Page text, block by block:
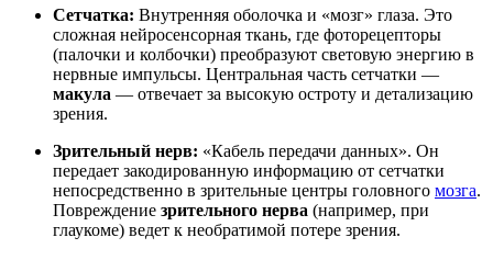
Сетчатка: Внутренняя оболочка и «мозг» глаза. Это
сложная нейросенсорная ткань, где фоторецепторы
(палочки и колбочки) преобразуют световую энергию в
нервные импульсы. Центральная часть сетчатки —
макула — отвечает за высокую остроту и детализацию
зрения.
Зрительный нерв: «Кабель передачи данных». Он
передает закодированную информацию от сетчатки
непосредственно в зрительные центры головного мозга.
Повреждение зрительного нерва (например, при
глаукоме) ведет к необратимой потере зрения.